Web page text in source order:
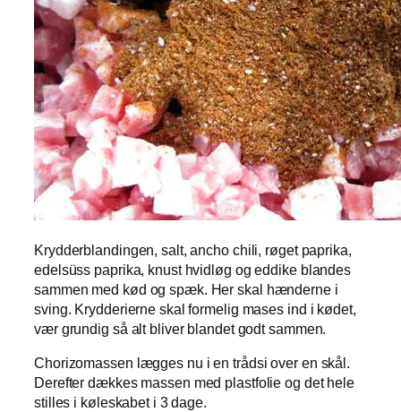
Krydderblandingen, salt, ancho chili, røget paprika,
edelsüss paprika, knust hvidløg og eddike blandes
sammen med kød og spæk. Her skal hænderne i
sving. Krydderierne skal formelig mases ind i kødet,
vær grundig så alt bliver blandet godt sammen.
Chorizomassen lægges nu i en trådsi over en skål.
Derefter dækkes massen med plastfolie og det hele
stilles i køleskabet i 3 dage.